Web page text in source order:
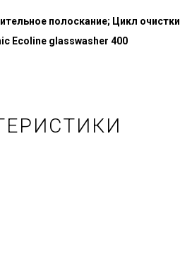
полоскание; Цикл очистки
Ecoline glasswasher 400